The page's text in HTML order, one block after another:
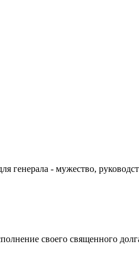
генерала - мужество,
своего священного